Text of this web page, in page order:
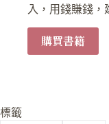
入，用錢賺錢，
購買書籍
標籤